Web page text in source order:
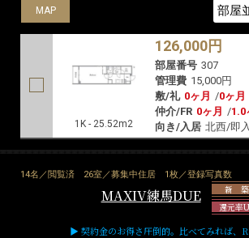
MAP
1K - 25.52m2
126,000円
部屋番号 307
管理費 15,000円
敷/礼 0ヶ月 /0ヶ月
仲介/FR 0ヶ月 /1.0
向き/入居 北西/即
14名／閲覧済 26室／募集中住居 1枚／登録写真数
MAXIV練馬DUE
新 築
還元率
▶ 契約金のお得さ圧倒的。比べてみれば